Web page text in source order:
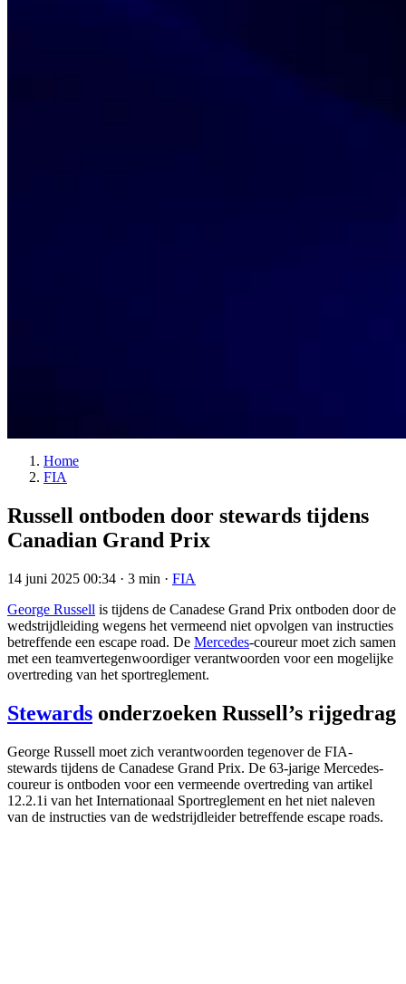
Home
FIA
Russell ontboden door stewards tijdens
Canadian Grand Prix
14 juni 2025 00:34 · 3 min · FIA
George Russell is tijdens de Canadese Grand Prix ontboden door de
wedstrijdleiding wegens het vermeend niet opvolgen van instructies
betreffende een escape road. De Mercedes-coureur moet zich samen
met een teamvertegenwoordiger verantwoorden voor een mogelijke
overtreding van het sportreglement.
Stewards onderzoeken Russell’s rijgedrag
George Russell moet zich verantwoorden tegenover de FIA-
stewards tijdens de Canadese Grand Prix. De 63-jarige Mercedes-
coureur is ontboden voor een vermeende overtreding van artikel
12.2.1i van het Internationaal Sportreglement en het niet naleven
van de instructies van de wedstrijdleider betreffende escape roads.